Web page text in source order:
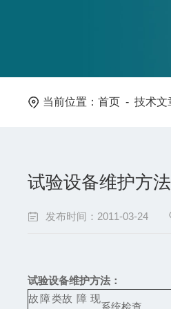
当前位置：首页 -技术文
试验设备维护方法
发布时间：2011-03-24
试验设备维护方法：
故障类故障现
系统检查